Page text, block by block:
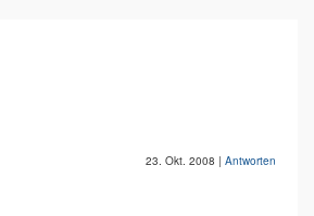
23. Okt. 2008 | Antworten